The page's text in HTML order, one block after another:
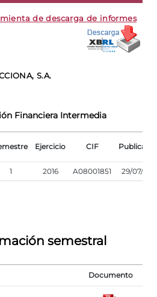
de descarga de informes
S.A.
Financiera Intermedia
Ejercicio CIF
1 2016 A08001851 29/07/
semestral
Documento